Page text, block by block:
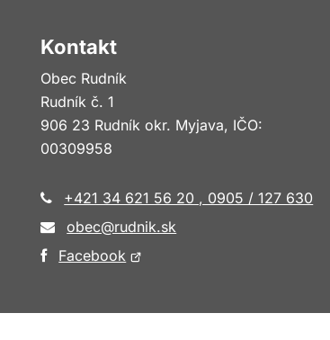
Kontakt
Obec Rudník
Rudník č. 1
906 23 Rudník okr. Myjava, IČO:
00309958
+421 34 621 56 20 , 0905 / 127 630
obec@rudnik.sk
Facebook Otvorí